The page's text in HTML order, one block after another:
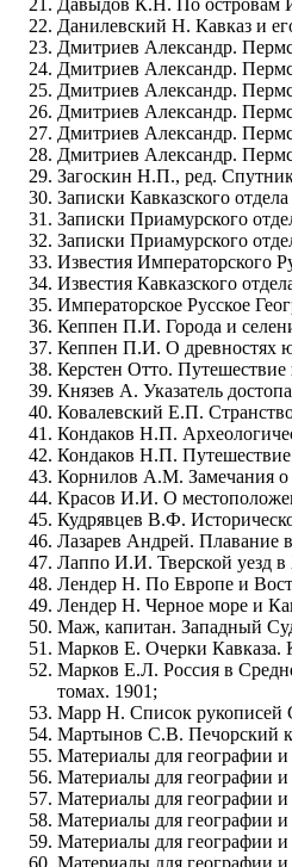
Давыдов К.Н. По островам
Данилевский Н. Кавказ и
Дмитриев Александр.
Дмитриев Александр.
Дмитриев Александр.
Дмитриев Александр.
Дмитриев Александр.
Дмитриев Александр.
Загоскин Н.П., ред.
Записки Кавказского
Записки Приамурского
Записки Приамурского
Известия Императорского
Известия Кавказского
Императорское Русское
Кеппен П.И. Города и
Кеппен П.И. О древностях
Керстен Отто.
Князев А. Указатель
Ковалевский Е.П.
Кондаков Н.П.
Кондаков Н.П. Путешествие
Корнилов А.М. Замечания
Красов И.И. О
Кудрявцев В.Ф.
Лазарев Андрей. Плавание
Лаппо И.И. Тверской уезд в
Лендер Н. По Европе и
Лендер Н. Черное море и
Маж, капитан. Западный
Марков Е. Очерки Кавказа.
Марков Е.Л. Россия в
томах. 1901;
Марр Н. Список рукописей
Мартынов С.В. Печорский
Материалы для географии и
Материалы для географии
Материалы для географии и
Материалы для географии и
Материалы для географии и